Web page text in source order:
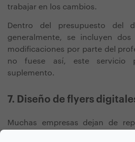
trabajar en los cambios.
Dentro del presupuesto del
generalmente, se incluyen
modificaciones por parte del
no fuese así, este servicio
suplemento.
7. Diseño de flyers
Muchas empresas dejan de